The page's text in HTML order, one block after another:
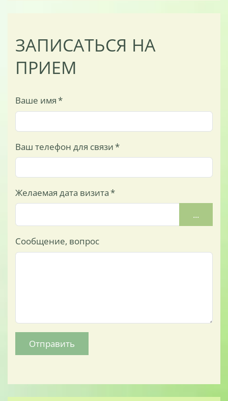
ЗАПИСАТЬСЯ НА
ПРИЕМ
Ваше имя*
Ваш телефон для связи*
Желаемая дата визита*
...
Сообщение, вопрос
Отправить